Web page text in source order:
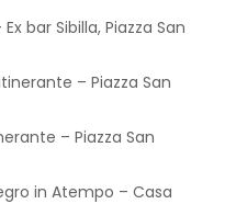
bar Sibilla, Piazza San
– Piazza San
– Piazza San
in Atempo – Casa